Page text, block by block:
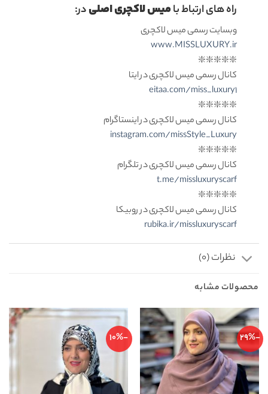
راه های ارتباط بامیس لاکچری اصلیدر:
وبسایت رسمی میس لاکچری
www.MISSLUXURY.ir
❇️❇️❇️❇️❇️
کانال رسمی میس لاکچری در ایتا
eitaa.com/miss_luxury1
❇️❇️❇️❇️❇️
کانال رسمی میس لاکچری در اینستاگرام
instagram.com/missStyle_Luxury
❇️❇️❇️❇️❇️
کانال رسمی میس لاکچری در تلگرام
t.me/missluxuryscarf
❇️❇️❇️❇️❇️
کانال رسمی میس لاکچری در روبیکا
rubika.ir/missluxuryscarf
نظرات (0)
محصولات مشابه
-29%
-10%